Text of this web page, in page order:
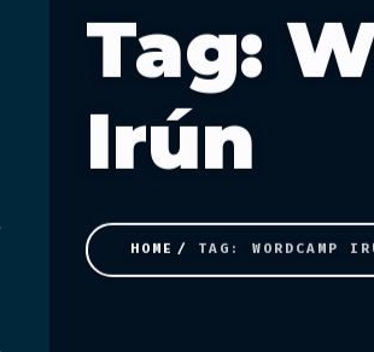
Tag:
Irún
HOME TAG: WORDCAMP